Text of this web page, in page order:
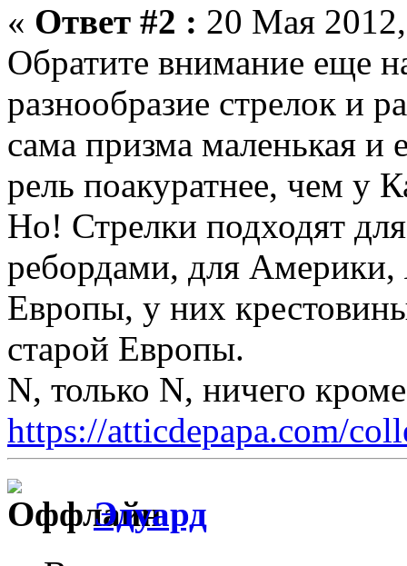
« Ответ #2 : 20 Мая
Обратите внимание еще
разнообразие стрелок и
сама призма маленькая
рель поакуратнее, чем у
Но! Стрелки подходят
ребордами, для
Европы, у них
старой Европы.
N, только N, ничего
https://atticdepapa.com/
Эдуард